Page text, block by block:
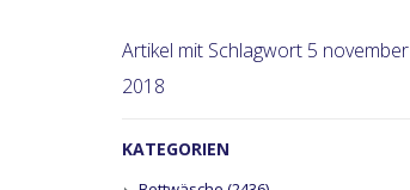
Artikel mit Schlagwort 5 november
2018
KATEGORIEN